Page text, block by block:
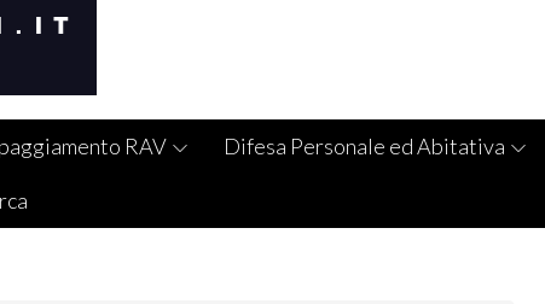
RAV Difesa Personale ed Abitativa